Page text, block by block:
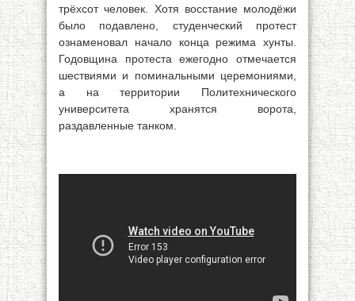
трёхсот человек. Хотя восстание молодёжи
было подавлено, студенческий протест
ознаменовал начало конца режима хунты.
Годовщина протеста ежегодно отмечается
шествиями и поминальными церемониями,
а на территории Политехнического
университета хранятся ворота,
раздавленные танком.